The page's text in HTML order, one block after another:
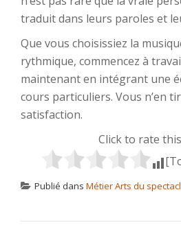
traduit dans leurs paroles et
Que vous choisissiez la
rythmique, commencez à
maintenant en intégrant une
cours particuliers. Vous n’en
satisfaction.
Click to rate
Publié dans Métier Arts du